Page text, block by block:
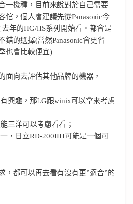
一機種，目前來說對於自己需要
倌，個人會建議先從Panasonic今
年的HG/HS系列開始看。都會是
錯的選擇(當然Panasonic會更省
也會比較便宜)
面向去評估其他品牌的機器，
興趣，那LG跟winix可以拿來考慮
三洋可以考慮看看；
，日立RD-200HH可能是一個可
，都可以再去看有沒有更”適合”的